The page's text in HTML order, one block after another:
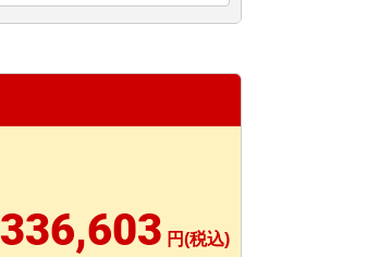
336,603 円(税込)